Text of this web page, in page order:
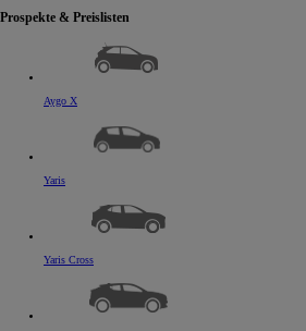
Prospekte & Preislisten
Aygo X
Yaris
Yaris Cross